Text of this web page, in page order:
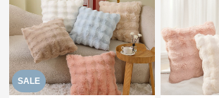
SALE